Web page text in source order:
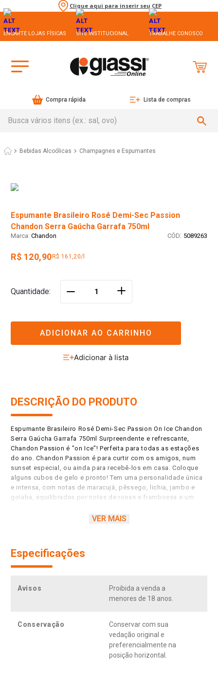
Clique aqui para inserir seu CEP
ENCARTE LOJAS FÍSICAS SITE INSTITUCIONAL TRABALHE CONOSCO
Compra rápida Lista de compras
Bebidas Alcoólicas Champagnes e Espumantes
Espumante Brasileiro Rosé Demi-Sec Passion
Chandon Serra Gaúcha Garrafa 750ml
Chandon : 5089263
R$ 120,90 R$ 161,20/l
Quantidade ＋
ADICIONAR AO CARRINHO
DESCRIÇÃO DO PRODUTO
Espumante Brasileiro Rosé Demi-Sec Passion On Ice Chandon
Serra Gaúcha Garrafa 750ml Surpreendente e refrescante,
Chandon Passion é "on Ice"! Perfeita para todas as estações
do ano. Chandon Passion é para curtir com os amigos, num
sunset especial, ou ainda para recebê-los em casa. Coloque
alguns cubos de gelo e pronto! Tem uma personalidade única
e intensa, com notas de maracujá, pêssego, lichia, jambo e
goiaba, equilibradas por notas de rosas e framboesa e um
agradável, delicada doçura com final intenso de frutas
exuberância, tropical e moderno.
VER MAIS
Especificações
Avisos
Proibida a venda a
menores de 18 anos.
Conservação
Conservar com sua
vedação original e
preferencialmente na
posição horizontal.